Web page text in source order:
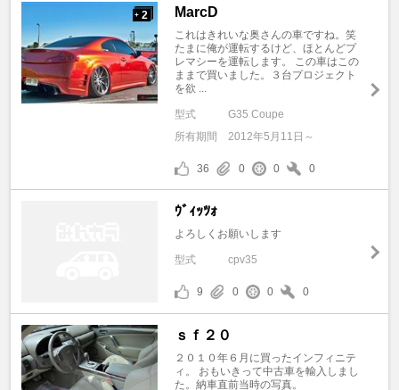
+ 2 MarcD
これはきれいな奥さんの車ですね。笑
たまに俺が運転するけど、ほとんどプ
レマシーを運転します。 この車はこの
ままで買いました。３台プロジェクト
を欲 ...
型式
G35 Coupe
所有期間
2012年5月11日～
36 0 0 0
ｳﾞｨｯﾂｫ
よろしくお願いします
型式 cpv35
9 0 0 0
ｓｆ２０
２０１０年６月に買ったインフィニテ
ィ。 おもいきって中古車を輸入しまし
た。納車直前当時の写真。